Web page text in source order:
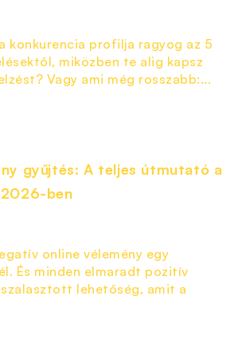
konkurencia profilja ragyog az 5
miközben te alig kapsz
Vagy ami még rosszabb:...
gyűjtés: A teljes útmutató a
ben
online vélemény egy
És minden elmaradt pozitív
lehetőség, amit a